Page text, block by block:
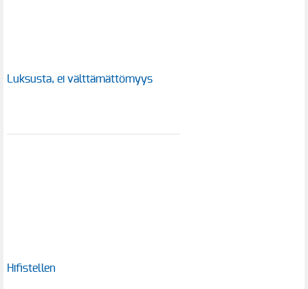
Luksusta, ei välttämättömyys
Hifistellen